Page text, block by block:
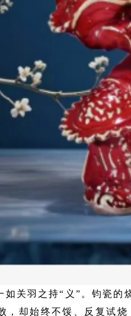
如关羽之持“义”。钧瓷
，却始终不馁、反复试